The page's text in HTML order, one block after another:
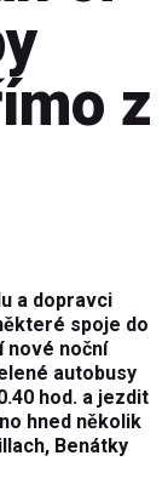
z
a dopravci
spoje do
nové noční
autobusy
hod. a jezdit
hned několik
Benátky